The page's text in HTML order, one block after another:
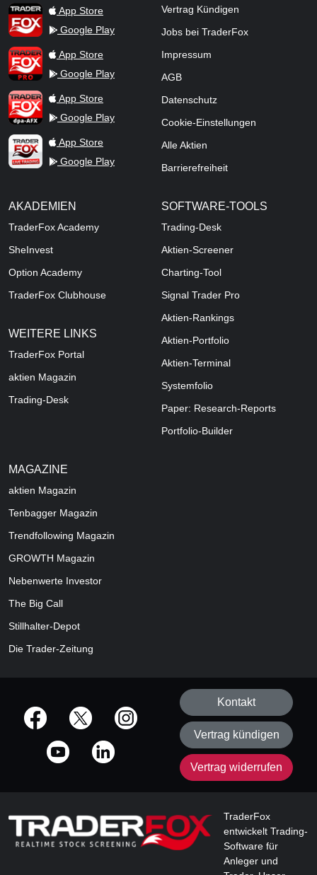
TraderFox AppApp Store
Google Play
TraderFox ProApp Store
Google Play
TraderFox dpa-AFX ProFeed
App Store
Google Play
TraderFox Live Trading
App Store
Google Play
Vertrag Kündigen
Jobs bei TraderFox
Impressum
AGB
Datenschutz
Cookie-Einstellungen
Alle Aktien
Barrierefreiheit
AKADEMIEN
TraderFox Academy
SheInvest
Option Academy
TraderFox Clubhouse
WEITERE LINKS
TraderFox Portal
aktien Magazin
Trading-Desk
SOFTWARE-TOOLS
Trading-Desk
Aktien-Screener
Charting-Tool
Signal Trader Pro
Aktien-Rankings
Aktien-Portfolio
Aktien-Terminal
Systemfolio
Paper: Research-Reports
Portfolio-Builder
MAGAZINE
aktien Magazin
Tenbagger Magazin
Trendfollowing Magazin
GROWTH Magazin
Nebenwerte Investor
The Big Call
Stillhalter-Depot
Die Trader-Zeitung
offizielle Social Media-Accounts
Kontakt
Vertrag kündigen
Vertrag widerrufen
TraderFox
entwickelt Trading-
Software für
Anleger und